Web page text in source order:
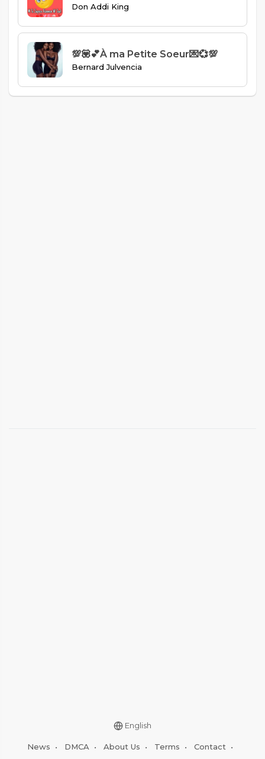
Don Addi King
💯💟💕À ma Petite Soeur💌💞💯
Bernard Julvencia
English
News • DMCA • About Us • Terms • Contact •